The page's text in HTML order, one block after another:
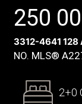
250
3312-4641 128
NO. MLS®
2+0